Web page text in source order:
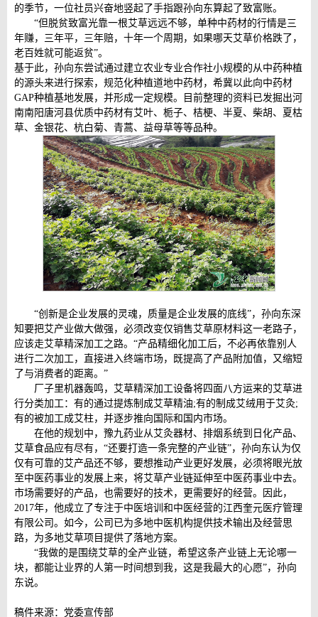
的季节，一位社员兴奋地竖起了手指跟孙向东算起了致富账。
“但脱贫致富光靠一根艾草远远不够，单种中药材的行情是三
年赚，三年平，三年赔，十年一个周期，如果哪天艾草价格跌了，
老百姓就可能返贫”。
基于此，孙向东尝试通过建立农业专业合作社小规模的从中药种植
的源头来进行探索，规范化种植道地中药材，希冀以此向中药材
GAP种植基地发展，并形成一定规模。目前整理的资料已发掘出河
南南阳唐河县优质中药材有艾叶、栀子、桔梗、半夏、柴胡、夏枯
草、金银花、杭白菊、青蒿、益母草等等品种。
“创新是企业发展的灵魂，质量是企业发展的底线”，孙向东深
知要把艾产业做大做强，必须改变仅销售艾草原材料这一老路子，
应该走艾草精深加工之路。“产品精细化加工后，不必再依靠别人
进行二次加工，直接进入终端市场，既提高了产品附加值，又缩短
了与消费者的距离。”
厂子里机器轰鸣，艾草精深加工设备将四面八方运来的艾草进
行分类加工：有的通过提炼制成艾草精油;有的制成艾绒用于艾灸;
有的被加工成艾柱，并逐步推向国际和国内市场。
在他的规划中，豫九药业从艾灸器材、排烟系统到日化产品、
艾草食品应有尽有，“还要打造一条完整的产业链”，孙向东认为仅
仅有可靠的艾产品还不够，要想推动产业更好发展，必须将眼光放
至中医药事业的发展上来，将艾草产业链延伸至中医药事业中去。
市场需要好的产品，也需要好的技术，更需要好的经营。因此，
2017年，他成立了专注于中医培训和中医经营的江西奎元医疗管理
有限公司。如今，公司已为多地中医机构提供技术输出及经营思
路，为多地艾草项目提供了落地方案。
“我做的是围绕艾草的全产业链，希望这条产业链上无论哪一
块，都能让业界的人第一时间想到我，这是我最大的心愿”，孙向
东说。
稿件来源：党委宣传部